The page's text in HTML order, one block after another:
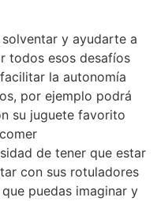
y ayudarte a
todos esos desafíos
la autonomía
por ejemplo podrá
su juguete favorito
de tener que estar
con sus rotuladores
puedas imaginar y